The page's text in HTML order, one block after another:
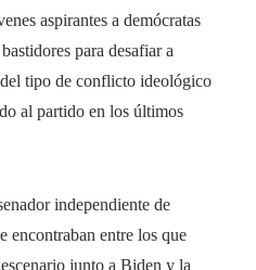
aspirantes a demócratas
para desafiar a
tipo de conflicto ideológico
al partido en los últimos
independiente de
encontraban entre los que
junto a Biden y la